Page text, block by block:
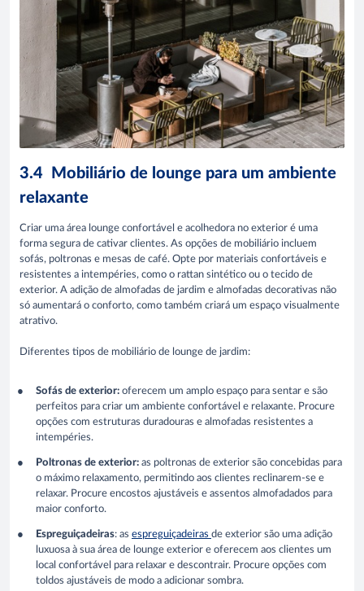
3.4 Mobiliário de lounge para um ambiente
relaxante
Criar uma área lounge confortável e acolhedora no exterior é uma
forma segura de cativar clientes. As opções de mobiliário incluem
sofás, poltronas e mesas de café. Opte por materiais confortáveis e
resistentes a intempéries, como o rattan sintético ou o tecido de
exterior. A adição de almofadas de jardim e almofadas decorativas não
só aumentará o conforto, como também criará um espaço visualmente
atrativo.
Diferentes tipos de mobiliário de lounge de jardim:
Sofás de exterior: oferecem um amplo espaço para sentar e são
perfeitos para criar um ambiente confortável e relaxante. Procure
opções com estruturas duradouras e almofadas resistentes a
intempéries.
Poltronas de exterior: as poltronas de exterior são concebidas para
o máximo relaxamento, permitindo aos clientes reclinarem-se e
relaxar. Procure encostos ajustáveis e assentos almofadados para
maior conforto.
Espreguiçadeiras: as espreguiçadeiras de exterior são uma adição
luxuosa à sua área de lounge exterior e oferecem aos clientes um
local confortável para relaxar e descontrair. Procure opções com
toldos ajustáveis de modo a adicionar sombra.